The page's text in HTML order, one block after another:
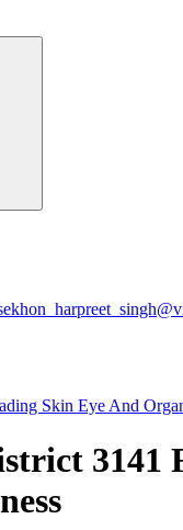
Skin Eye And
3141